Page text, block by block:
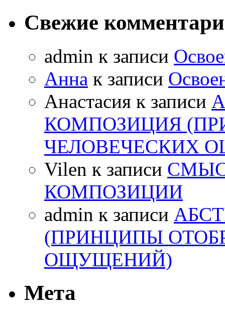
Свежие
admin к записи
Анна к записи
Анастасия к записи
КОМПОЗИЦИЯ
ЧЕЛОВЕЧЕСКИХ
Vilen к записи
КОМПОЗИЦИИ
admin к записи
(ПРИНЦИПЫ
ОЩУЩЕНИЙ)
Мета